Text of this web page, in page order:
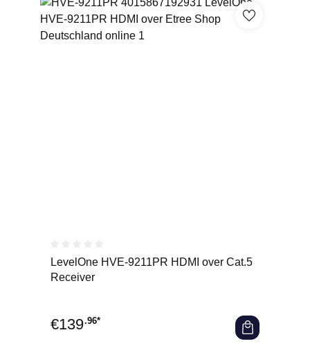
Durchschnittliche Bewertung von 0 von 5 Sternen
LevelOne HVE-9211PR HDMI over Cat.5
Receiver
€139.96*